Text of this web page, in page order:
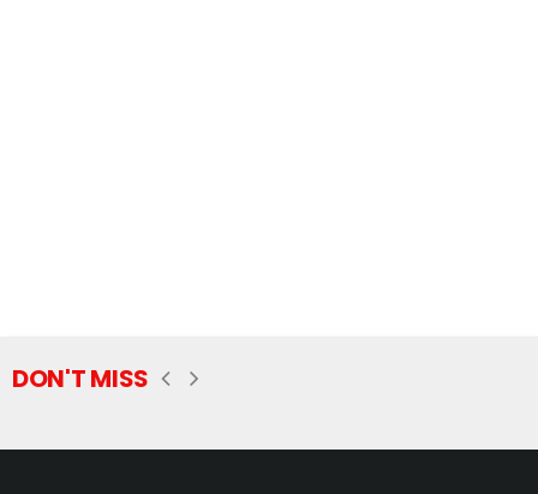
DON'T MISS